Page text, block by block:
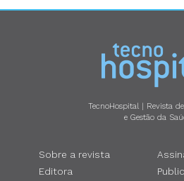
TecnoHospital | Revista
e Gestão da
Sobre a revista
Editora